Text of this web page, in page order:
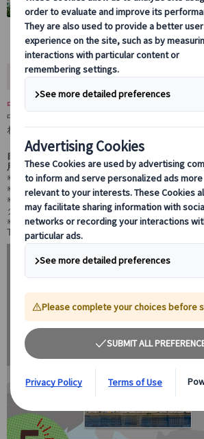
ツアー内容
中欧3カ国ハンガリー、スロバキア、チェコを
中欧を代表する中世の面影が残る都市+チェ
れます♪
自由行動時には日本語オーディオガイド
用いただけます。
※オーディオガイドが日本語に対応していない都
※日本語を選択できる都市はこちらをご覧くださ
※ご自身のスマートフォンでのご利用となり、ア
タ通信が発生します。
※詳しくは、ご予約確定後にご参加のコースの情
Trip"にてご案内いたします。